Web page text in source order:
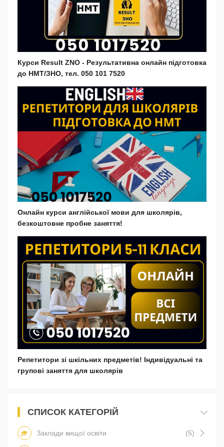
СПИСОК КАТЕГОРІЙ
Заклади вищої освіти (5)
Курси Result ZNO - Результативна онлайн підготовка
до НМТ/ЗНО, тел. 050 101 7520
Онлайн курси англійської мови для школярів,
безкоштовне пробне заняття!
Репетитори зі шкільних предметів! Індивідуальні та
групові заняття для школярів